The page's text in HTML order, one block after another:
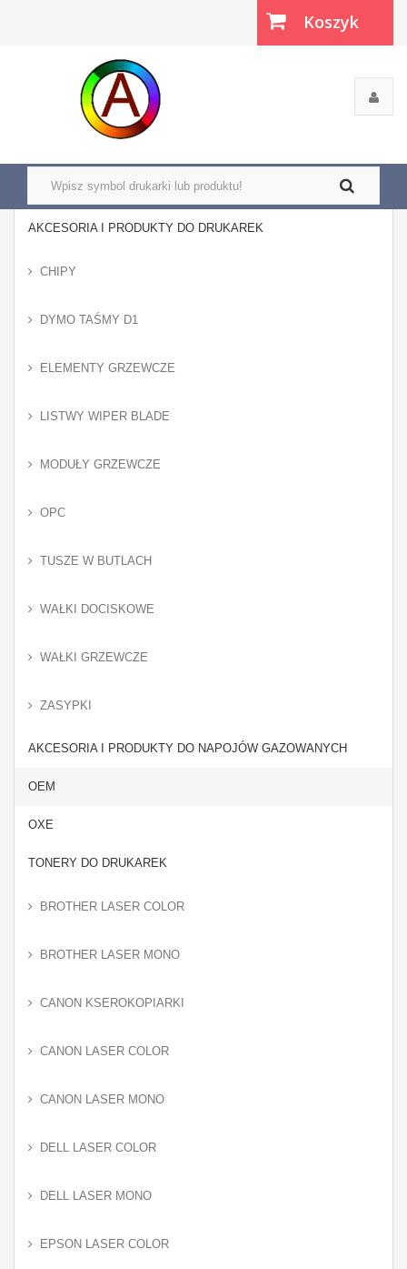
Koszyk
AKCESORIA I PRODUKTY DO DRUKAREK
CHIPY
DYMO TAŚMY D1
ELEMENTY GRZEWCZE
LISTWY WIPER BLADE
MODUŁY GRZEWCZE
OPC
TUSZE W BUTLACH
WAŁKI DOCISKOWE
WAŁKI GRZEWCZE
ZASYPKI
AKCESORIA I PRODUKTY DO NAPOJÓW GAZOWANYCH
OEM
OXE
TONERY DO DRUKAREK
BROTHER LASER COLOR
BROTHER LASER MONO
CANON KSEROKOPIARKI
CANON LASER COLOR
CANON LASER MONO
DELL LASER COLOR
DELL LASER MONO
EPSON LASER COLOR